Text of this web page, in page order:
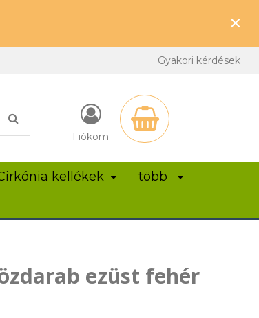
×
Gyakori kérdések
Fiókom
kellékek
több
ezüst fehér